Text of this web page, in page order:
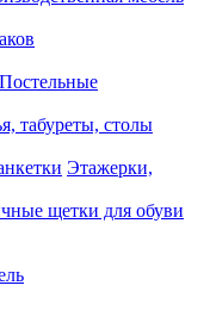
Постельные
табуреты, столы
Этажерки,
щетки для обуви